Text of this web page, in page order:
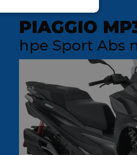
PIAGGIO
hpe Sport Abs